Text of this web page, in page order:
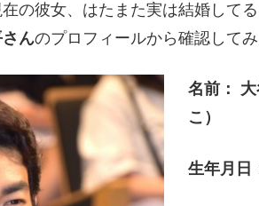
在の彼女、はたまた実は結婚して
んのプロフィールから確認してみ
名前：
こ）
生年月日